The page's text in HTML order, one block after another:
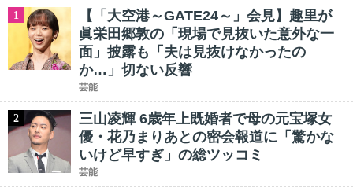
1
【「大空港～GATE24～」会見】趣里が
眞栄田郷敦の「現場で見抜いた意外な一
面」披露も「夫は見抜けなかったの
か…」切ない反響
芸能
2
三山凌輝 6歳年上既婚者で母の元宝塚女
優・花乃まりあとの密会報道に「驚かな
いけど早すぎ」の総ツッコミ
芸能